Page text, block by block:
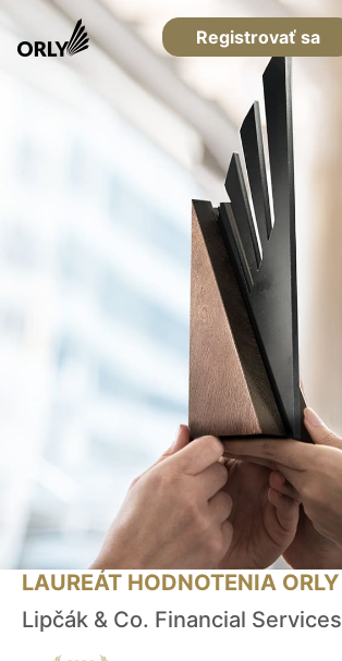
Registrovať sa
LAUREÁT HODNOTENIA ORLY
Lipčák & Co. Financial Services